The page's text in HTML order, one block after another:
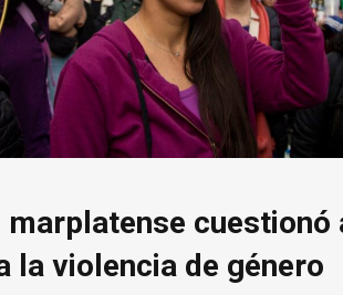
marplatense
la violencia de género